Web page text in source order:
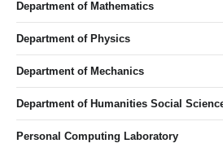
Department of Mathematics
Department of Physics
Department of Mechanics
Department of Humanities Social
Personal Computing Laboratory